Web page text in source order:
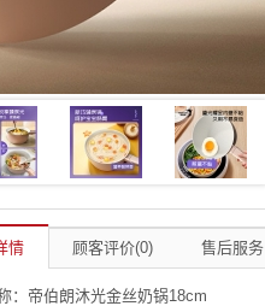
情 顾客评价(0) 售后服务
：帝伯朗沐光金丝奶锅18cm